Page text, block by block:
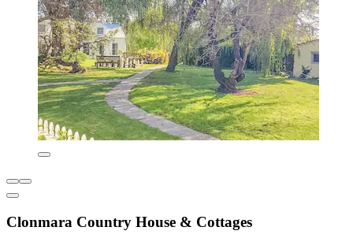
Clonmara Country House & Cottages